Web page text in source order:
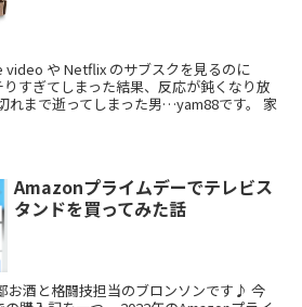
video や Netflix のサブスクを見るのに
すぎてしまった結果、反応が鈍くなり放
れまで逝ってしまった男…yam88です。 家
Amazonプライムデーでテレビス
タンドを買ってみた話
お酒と格闘技担当のブロンソンです♪ 今